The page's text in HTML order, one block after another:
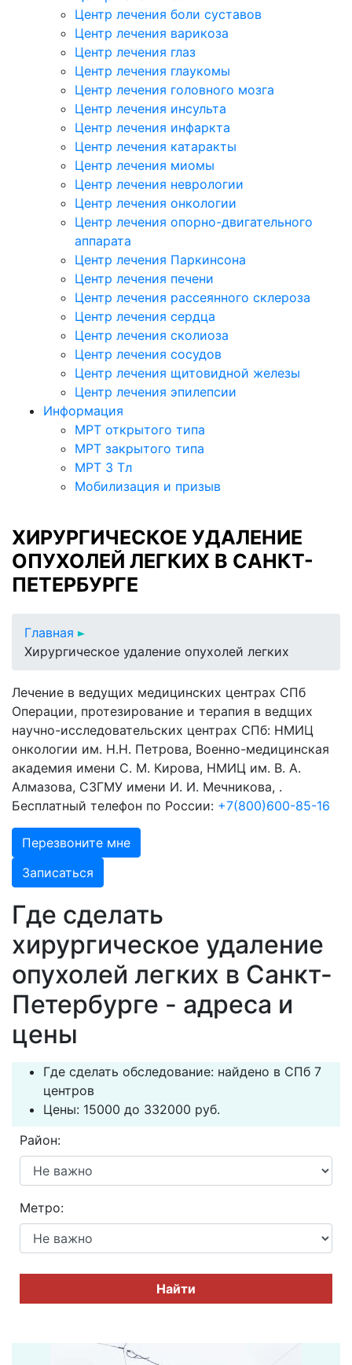
Центр лечения боли суставов
Центр лечения варикоза
Центр лечения глаз
Центр лечения глаукомы
Центр лечения головного мозга
Центр лечения инсульта
Центр лечения инфаркта
Центр лечения катаракты
Центр лечения миомы
Центр лечения неврологии
Центр лечения онкологии
Центр лечения опорно-двигательного
аппарата
Центр лечения Паркинсона
Центр лечения печени
Центр лечения рассеянного склероза
Центр лечения сердца
Центр лечения сколиоза
Центр лечения сосудов
Центр лечения щитовидной железы
Центр лечения эпилепсии
Информация
МРТ открытого типа
МРТ закрытого типа
МРТ 3 Тл
Мобилизация и призыв
ХИРУРГИЧЕСКОЕ УДАЛЕНИЕ
ОПУХОЛЕЙ ЛЕГКИХ В САНКТ-
ПЕТЕРБУРГЕ
Главная
Хирургическое удаление опухолей легких
Лечение в ведущих медицинских центрах СПб
Операции, протезирование и терапия в ведщих
научно-исследовательских центрах СПб: НМИЦ
онкологии им. Н.Н. Петрова, Военно-медицинская
академия имени С. М. Кирова, НМИЦ им. В. А.
Алмазова, СЗГМУ имени И. И. Мечникова, .
Бесплатный телефон по России: +7(800)600-85-16
Перезвоните мне
Записаться
Где сделать
хирургическое удаление
опухолей легких в Санкт-
Петербурге - адреса и
цены
Где сделать обследование: найдено в СПб 7
центров
Цены: 15000 до 332000 руб.
Район:
Метро:
Найти